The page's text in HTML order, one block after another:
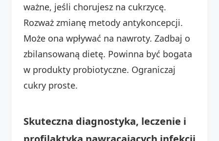
ważne, jeśli chorujesz na cukrzycę.
Rozważ zmianę metody antykoncepcji.
Może ona wpływać na nawroty. Zadbaj o
zbilansowaną dietę. Powinna być bogata
w produkty probiotyczne. Ograniczaj
cukry proste.
Skuteczna diagnostyka, leczenie i